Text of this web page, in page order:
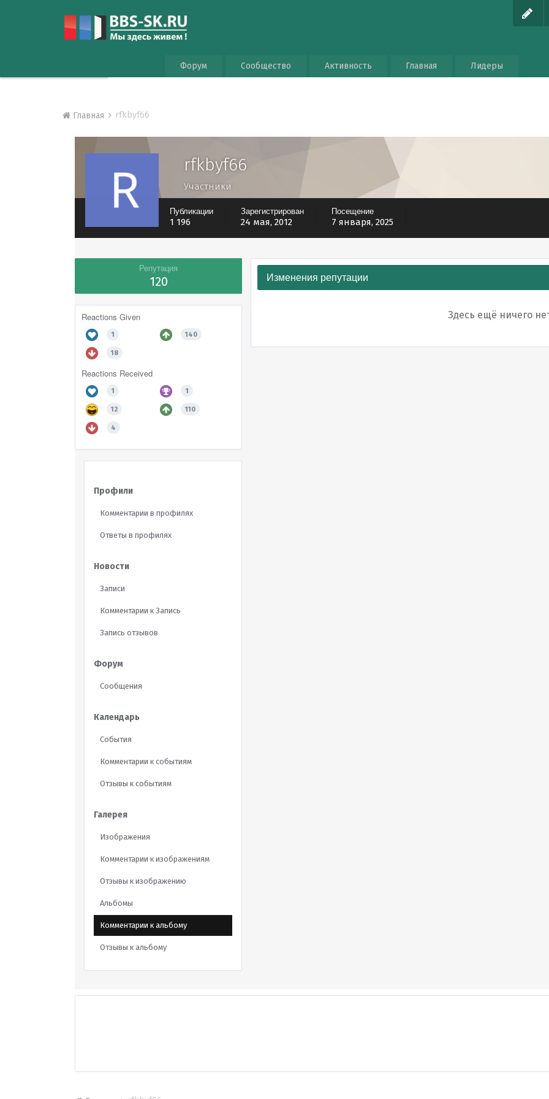
Форум Сообщество Активность Главная Лидеры
Главная rfkbyf66
rfkbyf66
Участники
Публикации
1 196
Зарегистрирован
24 мая, 2012
Посещение
7 января, 2025
Репутация
120
Reactions Given
1 140
18
Reactions Received
1 1
12 110
4
Профили
Комментарии в профилях
Ответы в профилях
Новости
Записи
Комментарии к Запись
Запись отзывов
Форум
Сообщения
Календарь
События
Комментарии к событиям
Отзывы к событиям
Галерея
Изображения
Комментарии к изображениям
Отзывы к изображению
Альбомы
Комментарии к альбому
Отзывы к альбому
Изменения репутации
Здесь ещё ничего